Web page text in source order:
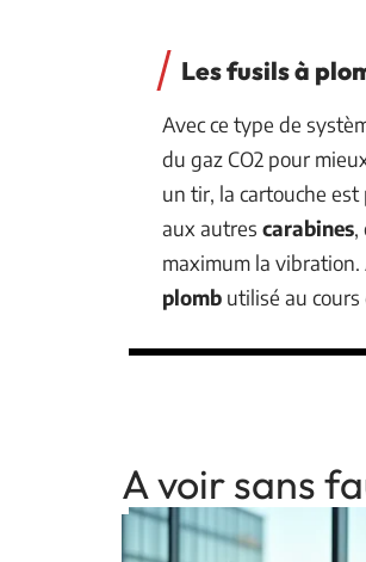
Les fusils à
Avec ce type de
du gaz CO2 pour
un tir, la cartouche est
aux autres carabines,
maximum la vibration.
plomb utilisé au
A voir sans